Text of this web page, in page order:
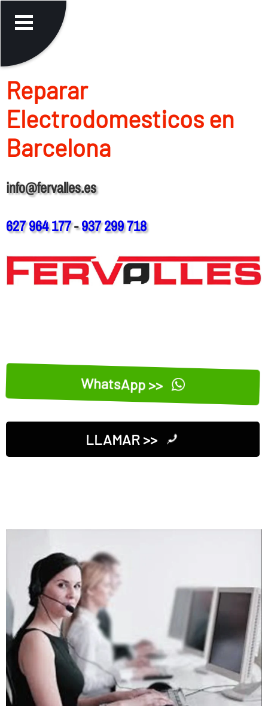
Reparar
Electrodomesticos en
Barcelona
info@fervalles.es
627 964 177-937 299 718
WhatsApp >>
LLAMAR >>